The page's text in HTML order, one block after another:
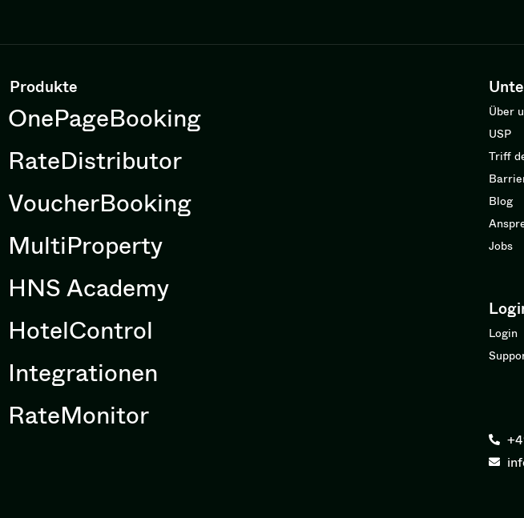
Produkte
OnePageBooking
RateDistributor
VoucherBooking
MultiProperty
HNS Academy
HotelControl
Integrationen
RateMonitor
Über
USP
Triff
Blog
Jobs
Login